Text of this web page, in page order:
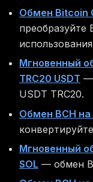
Обмен Bitcoin
преобразуйте
Мгновенный
TRC20 USDT —
USDT TRC20.
Обмен BCH на
Мгновенный
SOL — обмен